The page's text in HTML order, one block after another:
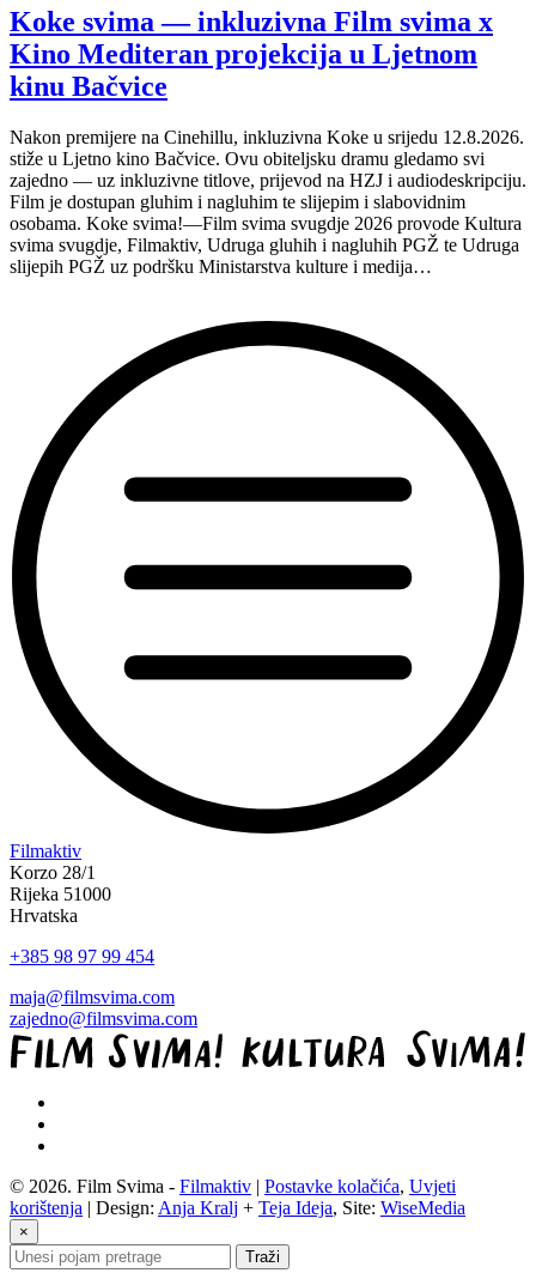
Film
svima
nastavljaju
inkluzivnu
turneju
Hvaru”
Koke svima — inkluzivna Film svima x
Kino Mediteran projekcija u Ljetnom
kinu Bačvice
Nakon premijere na Cinehillu, inkluzivna Koke u srijedu 12.8.2026.
stiže u Ljetno kino Bačvice. Ovu obiteljsku dramu gledamo svi
zajedno — uz inkluzivne titlove, prijevod na HZJ i audiodeskripciju.
Film je dostupan gluhim i nagluhim te slijepim i slabovidnim
osobama. Koke svima!—Film svima svugdje 2026 provode Kultura
svima svugdje, Filmaktiv, Udruga gluhih i nagluhih PGŽ te Udruga
slijepih PGŽ uz podršku Ministarstva kulture i medija…
“Koke
svima
—
inkluzivna
svima
Kino
Mediteran
projekcija
u
kinu
Bačvice”
Filmaktiv
Korzo 28/1
Rijeka 51000
Hrvatska
+385 98 97 99 454
maja@filmsvima.com
zajedno@filmsvima.com
© 2026. Film Svima - Filmaktiv | Postavke kolačića, Uvjeti
korištenja | Design: Anja Kralj + Teja Ideja, Site: WiseMedia
×
Traži